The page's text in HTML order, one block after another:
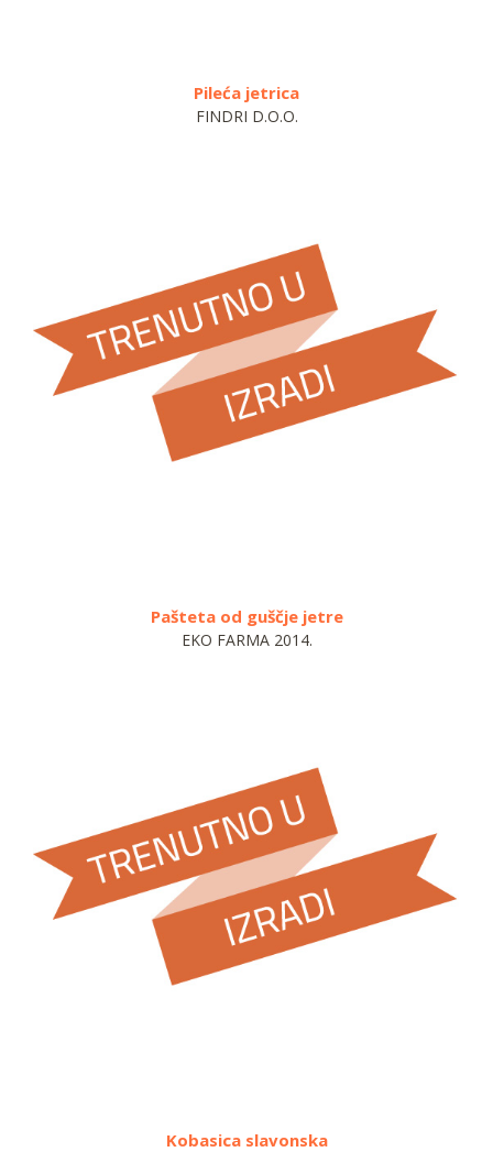
Pašteta od guščje jetre
EKO FARMA 2014.
Kobasica slavonska